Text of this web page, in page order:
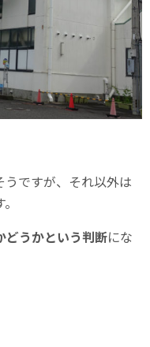
ですが、それ以外は
どうかという判断にな